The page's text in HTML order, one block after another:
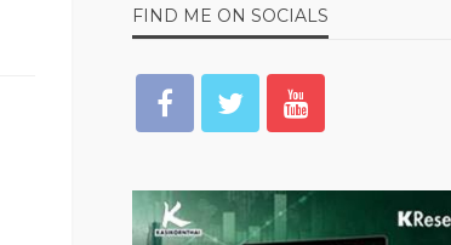
FIND ME ON SOCIALS